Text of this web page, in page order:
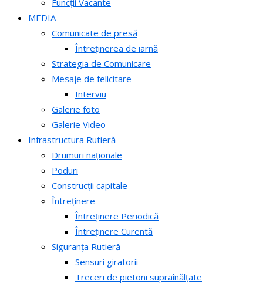
Funcții Vacante
MEDIA
Comunicate de presă
Întreținerea de iarnă
Strategia de Comunicare
Mesaje de felicitare
Interviu
Galerie foto
Galerie Video
Infrastructura Rutieră
Drumuri naționale
Poduri
Construcții capitale
Întreținere
Întreținere Periodică
Întreținere Curentă
Siguranța Rutieră
Sensuri giratorii
Treceri de pietoni supraînălțate